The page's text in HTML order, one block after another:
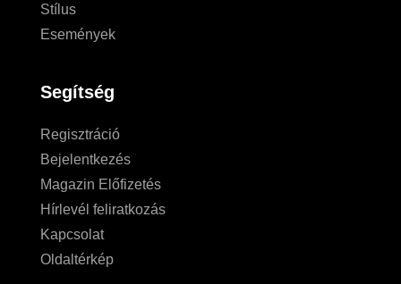
Stílus
Események
Segítség
Regisztráció
Bejelentkezés
Magazin Előfizetés
Hírlevél feliratkozás
Kapcsolat
Oldaltérkép